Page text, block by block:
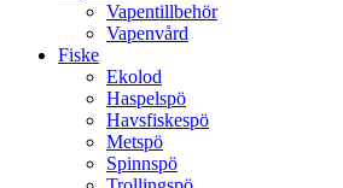
Vapentillbehör
Vapenvård
Fiske
Ekolod
Haspelspö
Havsfiskespö
Metspö
Spinnspö